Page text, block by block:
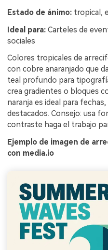
Estado de ánimo: tropical,
Ideal para: Carteles de
sociales
Colores tropicales de
con cobre anaranjado que
teal profundo para
crea gradientes o bloques
naranja es ideal para
destacados. Consejo: usa
contraste haga el trabajo
Ejemplo de imagen de
con media.io